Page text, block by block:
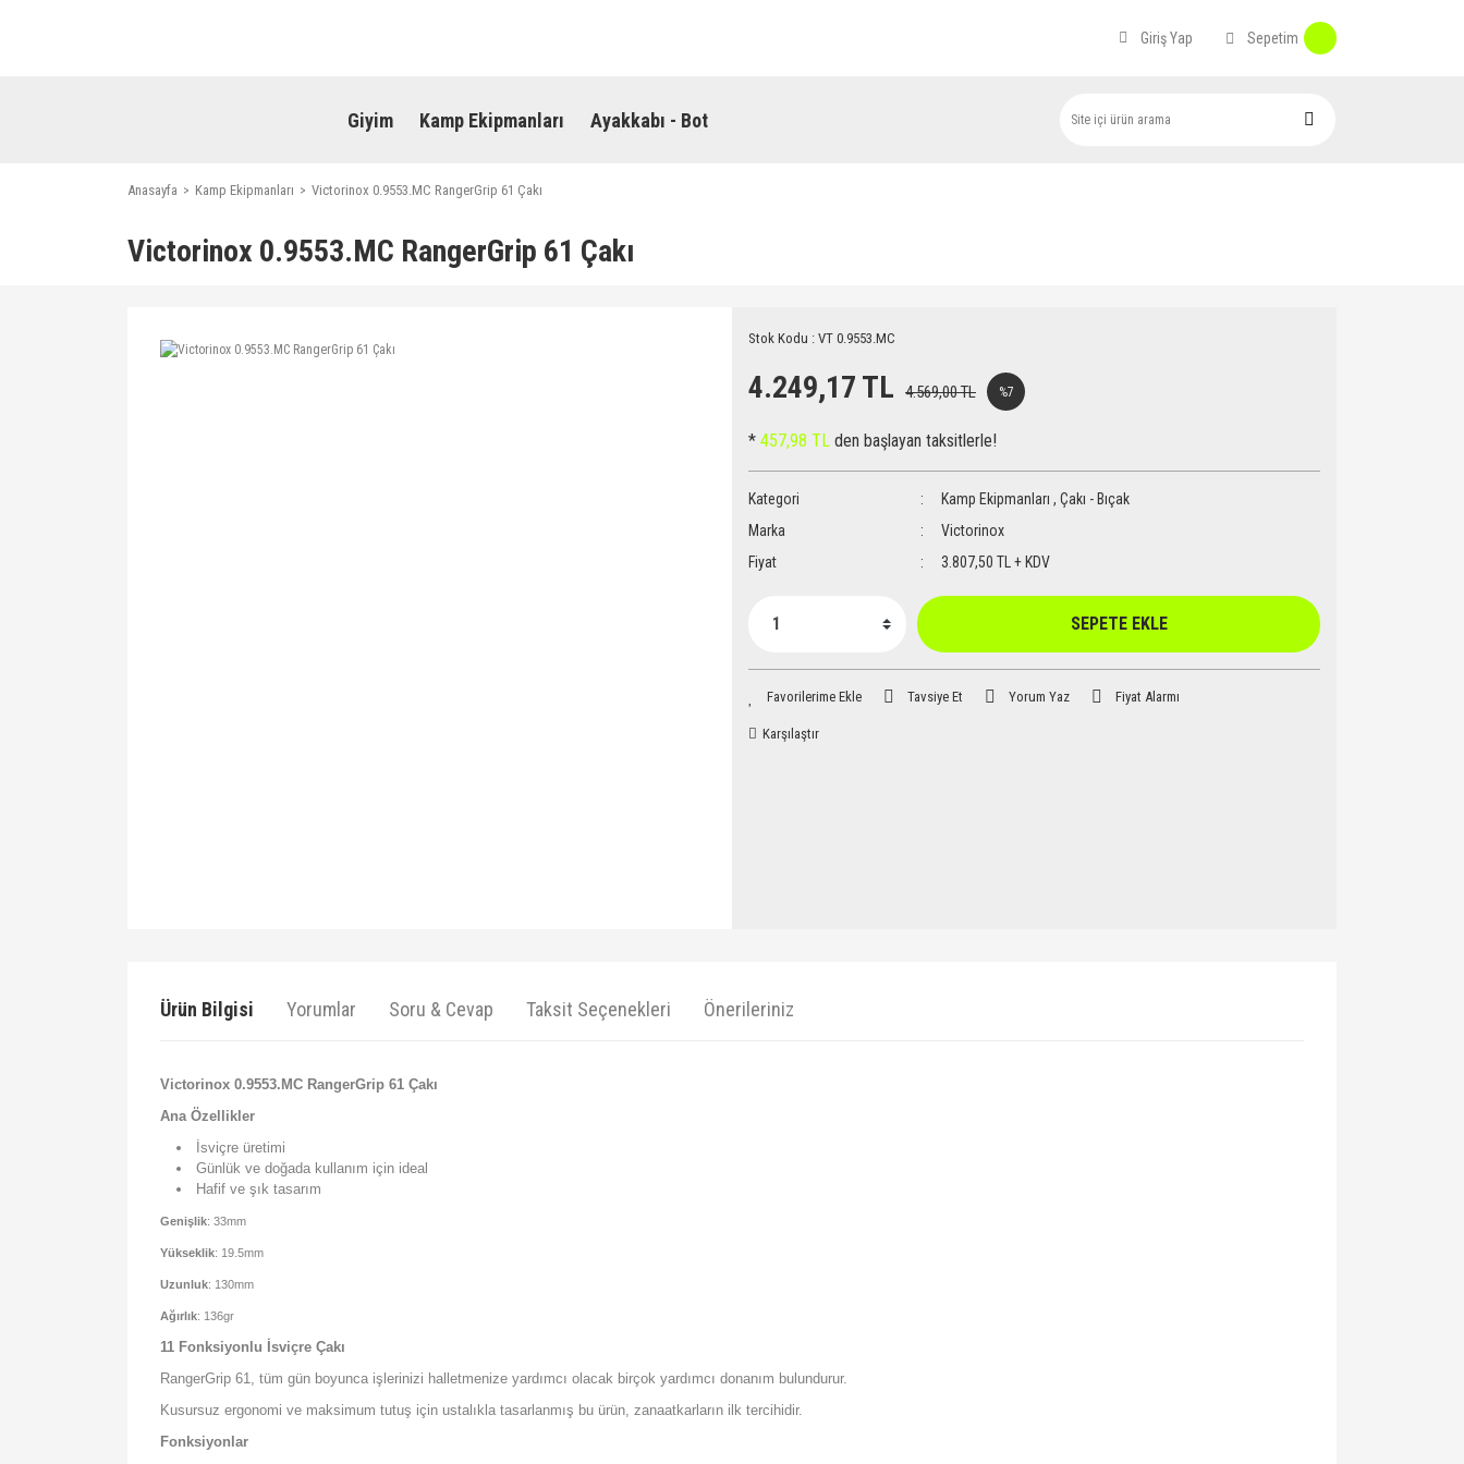
Giriş Yap Sepetim
Giyim Kamp Ekipmanları Ayakkabı - Bot
Anasayfa Kamp Ekipmanları Victorinox 0.9553.MC RangerGrip 61 Çakı
Victorinox 0.9553.MC RangerGrip 61 Çakı
Stok Kodu : VT 0.9553.MC
4.249,17 TL 4.569,00 TL %7
* 457,98 TL den başlayan taksitlerle!
Kategori Kamp Ekipmanları , Çakı - Bıçak
Marka
Victorinox
Fiyat
3.807,50 TL + KDV
SEPETE EKLE
Tavsiye Et Yorum Yaz Fiyat Alarmı
Karşılaştır
Ürün Bilgisi Yorumlar Soru & Cevap Taksit Seçenekleri Önerileriniz
Victorinox 0.9553.MC RangerGrip 61 Çakı
Ana Özellikler
İsviçre üretimi
Günlük ve doğada kullanım için ideal
Hafif ve şık tasarım
Genişlik: 33mm
Yükseklik: 19.5mm
Uzunluk: 130mm
Ağırlık: 136gr
11 Fonksiyonlu İsviçre Çakı
RangerGrip 61, tüm gün boyunca işlerinizi halletmenize yardımcı olacak birçok yardımcı donanım bulundurur.
Kusursuz ergonomi ve maksimum tutuş için ustalıkla tasarlanmış bu ürün, zanaatkarların ilk tercihidir.
Fonksiyonlar